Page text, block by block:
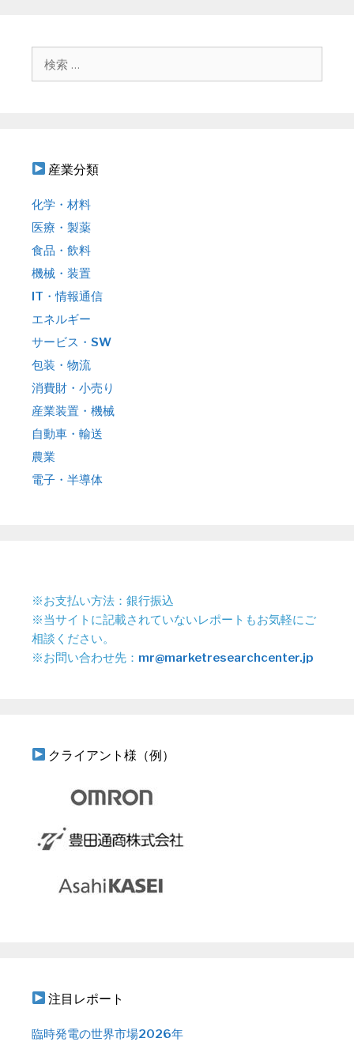
産業分類
化学・材料
医療・製薬
食品・飲料
機械・装置
IT・情報通信
エネルギー
サービス・SW
包装・物流
消費財・小売り
産業装置・機械
自動車・輸送
農業
電子・半導体
※お支払い方法：銀行振込
※当サイトに記載されていないレポートもお気軽にご
相談ください。
※お問い合わせ先： mr@marketresearchcenter.jp
クライアント様（例）
注目レポート
臨時発電の世界市場2026年